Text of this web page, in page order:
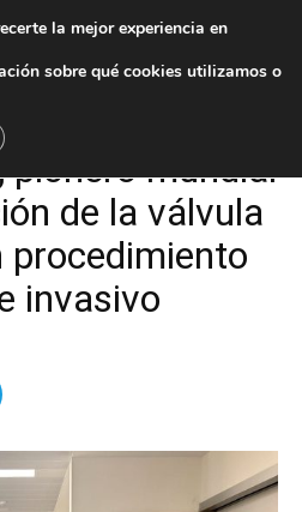
pionero mundial
de la válvula
procedimiento
invasivo
la mejor experiencia en
sobre qué cookies utilizamos o